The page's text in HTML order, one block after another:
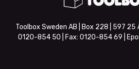
Toolbox Sweden AB | Box 228 | 597
0120-854 50 | Fax: 0120-854 69 |